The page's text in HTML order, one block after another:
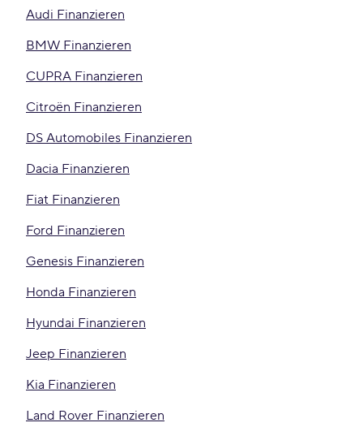
Audi Finanzieren
BMW Finanzieren
CUPRA Finanzieren
Citroën Finanzieren
DS Automobiles Finanzieren
Dacia Finanzieren
Fiat Finanzieren
Ford Finanzieren
Genesis Finanzieren
Honda Finanzieren
Hyundai Finanzieren
Jeep Finanzieren
Kia Finanzieren
Land Rover Finanzieren